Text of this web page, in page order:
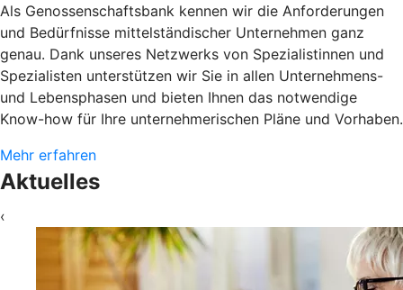
Als Genossenschaftsbank kennen wir die Anforderungen
und Bedürfnisse mittelständischer Unternehmen ganz
genau. Dank unseres Netzwerks von Spezialistinnen und
Spezialisten unterstützen wir Sie in allen Unternehmens-
und Lebensphasen und bieten Ihnen das notwendige
Know-how für Ihre unternehmerischen Pläne und Vorhaben.
Mehr erfahren
Aktuelles
‹